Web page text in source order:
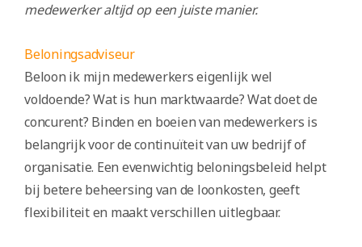
medewerker altijd op een juiste manier.
Beloningsadviseur
Beloon ik mijn medewerkers eigenlijk wel
voldoende? Wat is hun marktwaarde? Wat doet de
concurent? Binden en boeien van medewerkers is
belangrijk voor de continuïteit van uw bedrijf of
organisatie. Een evenwichtig beloningsbeleid helpt
bij betere beheersing van de loonkosten, geeft
flexibiliteit en maakt verschillen uitlegbaar.